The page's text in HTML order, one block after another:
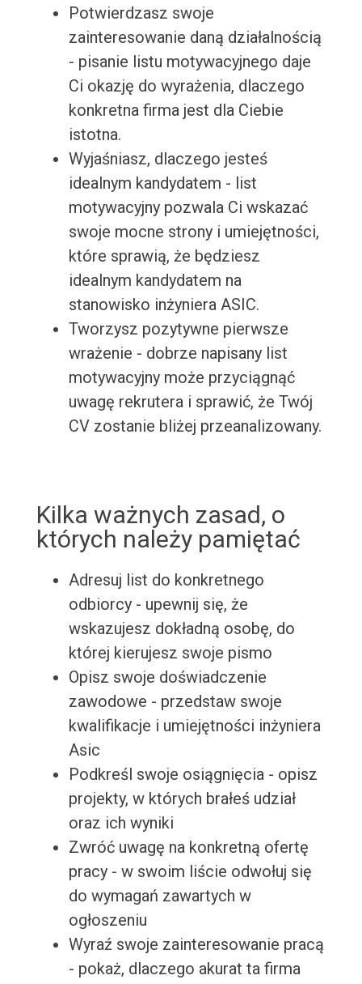
Potwierdzasz swoje
zainteresowanie daną działalnością
- pisanie listu motywacyjnego daje
Ci okazję do wyrażenia, dlaczego
konkretna firma jest dla Ciebie
istotna.
Wyjaśniasz, dlaczego jesteś
idealnym kandydatem - list
motywacyjny pozwala Ci wskazać
swoje mocne strony i umiejętności,
które sprawią, że będziesz
idealnym kandydatem na
stanowisko inżyniera ASIC.
Tworzysz pozytywne pierwsze
wrażenie - dobrze napisany list
motywacyjny może przyciągnąć
uwagę rekrutera i sprawić, że Twój
CV zostanie bliżej przeanalizowany.
Kilka ważnych zasad, o
których należy pamiętać
Adresuj list do konkretnego
odbiorcy - upewnij się, że
wskazujesz dokładną osobę, do
której kierujesz swoje pismo
Opisz swoje doświadczenie
zawodowe - przedstaw swoje
kwalifikacje i umiejętności inżyniera
Asic
Podkreśl swoje osiągnięcia - opisz
projekty, w których brałeś udział
oraz ich wyniki
Zwróć uwagę na konkretną ofertę
pracy - w swoim liście odwołuj się
do wymagań zawartych w
ogłoszeniu
Wyraź swoje zainteresowanie pracą
- pokaż, dlaczego akurat ta firma